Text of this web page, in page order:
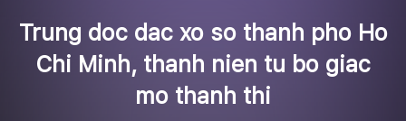
Trung doc dac xo so thanh pho Ho
Chi Minh, thanh nien tu bo giac
mo thanh thi